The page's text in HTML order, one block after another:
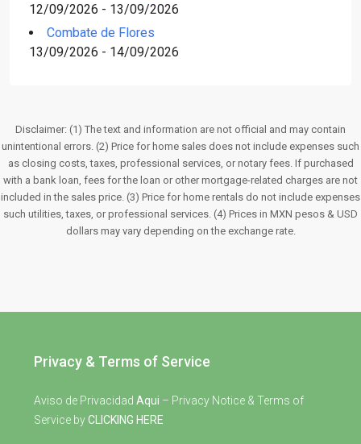
12/09/2026 - 13/09/2026
Combate de Flores
13/09/2026 - 14/09/2026
Disclaimer: (1) The text and information are not official and may contain
unintentional errors. (2) Price for home sales does not include expenses such
as closing costs, taxes, professional services, or notary fees. If purchased
with a bank loan, fees for the loan or other mortgage-related charges are not
included in the sales price. (3) Price for home rentals do not include expenses
such utilities, taxes, or professional services. (4) Prices in MXN pesos & USD
dollars may vary depending on the exchange rate.
Privacy & Terms of Service
Aviso de Privacidad Aqui – Privacy Notice & Terms of
Service byCLICKING HERE